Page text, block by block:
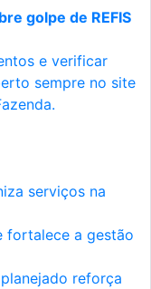
golpe de REFIS
e verificar
sempre no site
serviços na
fortalece a gestão
reforça